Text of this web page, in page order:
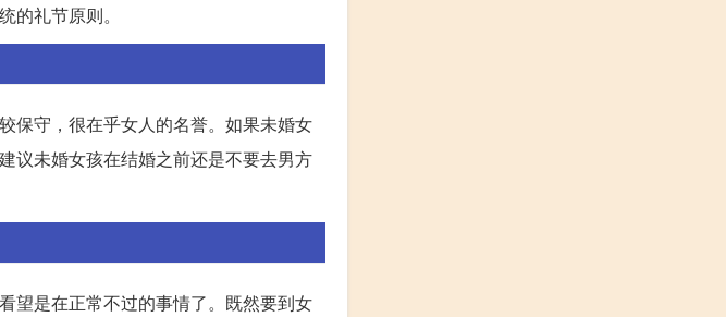
礼节原则。
保守，很在乎女人的名誉。如果未婚女
议未婚女孩在结婚之前还是不要去男方
望是在正常不过的事情了。既然要到女